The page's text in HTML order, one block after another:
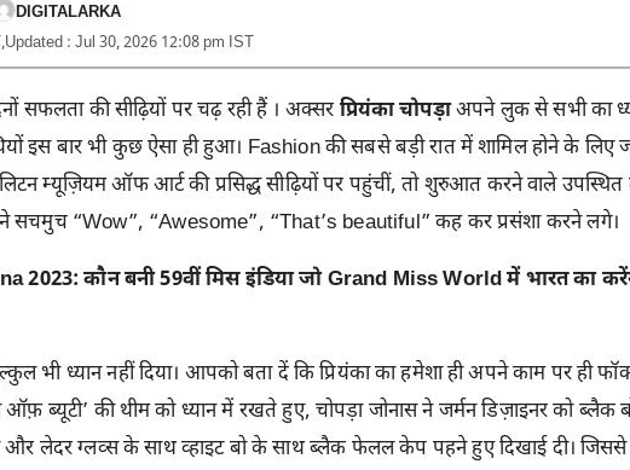
DIGITALARKA
Updated : Jul 30, 2026 12:08 pm IST
सफलता की सीढ़ियों पर चढ़ रही हैं । अक्सरप्रियंका चोपड़ाअपने लुक से सभी का
इस बार भी कुछ ऐसा ही हुआ। Fashion की सबसे बड़ी रात में शामिल होने के लिए
म्यूज़ियम ऑफ आर्ट की प्रसिद्ध सीढ़ियों पर पहुंचीं, तो शुरुआत करने वाले
ने सचमुच “Wow”, “Awesome”, “That’s beautiful” कह कर प्रसंशा करने लगे।
2023: कौन बनी 59वीं मिस इंडिया जो Grand Miss World में भारत का
भी ध्यान नहीं दिया। आपको बता दें कि प्रियंका का हमेशा ही अपने काम पर ही
ऑफ़ ब्यूटी’ की थीम को ध्यान में रखते हुए, चोपड़ा जोनास ने जर्मन डिज़ाइनर को ब्लैक
और लेदर ग्लव्स के साथ व्हाइट बो के साथ ब्लैक फेलल केप पहने हुए दिखाई दी।